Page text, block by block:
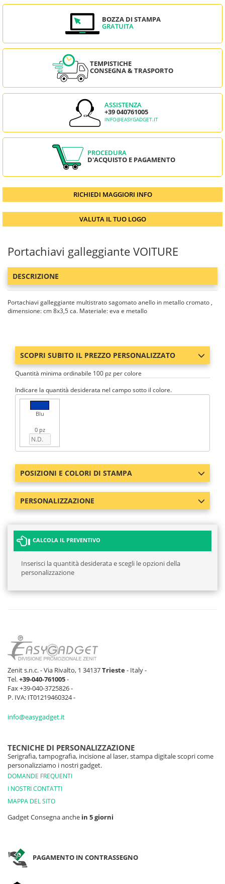
BOZZA DI STAMPA
GRATUITA
TEMPISTICHE
CONSEGNA & TRASPORTO
ASSISTENZA
+39 040761005
INFO@EASYGADGET.IT
PROCEDURA
D'ACQUISTO E PAGAMENTO
RICHIEDI MAGGIORI INFO
VALUTA IL TUO LOGO
Portachiavi galleggiante VOITURE
DESCRIZIONE
Portachiavi galleggiante multistrato sagomato anello in metallo cromato ,
dimensione: cm 8x3,5 ca. Materiale: eva e metallo
SCOPRI SUBITO IL PREZZO PERSONALIZZATO
Quantità minima ordinabile 100 pz per colore
Indicare la quantità desiderata nel campo sotto il colore.
Blu
0 pz
POSIZIONI E COLORI DI STAMPA
PERSONALIZZAZIONE
CALCOLA IL PREVENTIVO
Inserisci la quantità desiderata e scegli le opzioni della
personalizzazione
Zenit s.n.c. - Via Rivalto, 1 34137Trieste- Italy -
Tel.+39-040-761005-
Fax +39-040-3725826 -
P. IVA: IT01219460324 -
info@easygadget.it
TECNICHE DI PERSONALIZZAZIONE
Serigrafia, tampografia, incisione al laser, stampa digitale scopri come
personalizziamo i nostri gadget.
DOMANDE FREQUENTI
I NOSTRI CONTATTI
MAPPA DEL SITO
Gadget Consegna anche in 5 giorni
PAGAMENTO IN CONTRASSEGNO